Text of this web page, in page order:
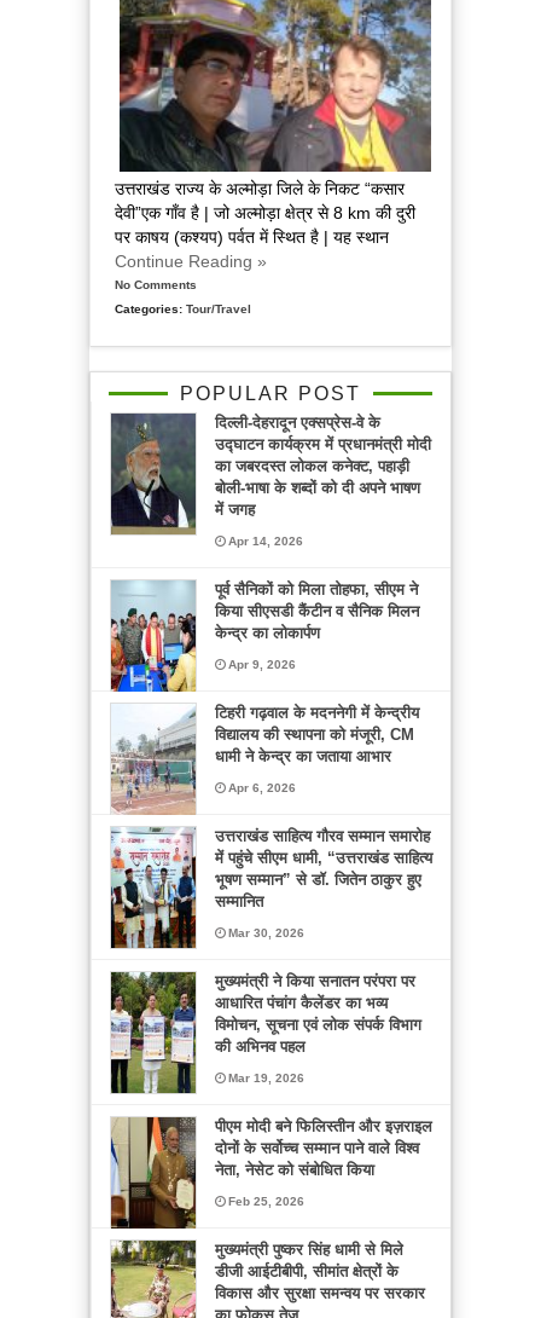
उत्तराखंड राज्य के अल्मोड़ा जिले के निकट “कसार
देवी”एक गाँव है | जो अल्मोड़ा क्षेत्र से 8 km की दुरी
पर काषय (कश्यप) पर्वत में स्थित है | यह स्थान
Continue Reading »
No Comments
Categories: Tour/Travel
POPULAR POST
दिल्ली-देहरादून एक्सप्रेस-वे के
उद्घाटन कार्यक्रम में प्रधानमंत्री मोदी
का जबरदस्त लोकल कनेक्ट, पहाड़ी
बोली-भाषा के शब्दों को दी अपने भाषण
में जगह
Apr 14, 2026
पूर्व सैनिकों को मिला तोहफा, सीएम ने
किया सीएसडी कैंटीन व सैनिक मिलन
केन्द्र का लोकार्पण
Apr 9, 2026
टिहरी गढ़वाल के मदननेगी में केन्द्रीय
विद्यालय की स्थापना को मंजूरी, CM
धामी ने केन्द्र का जताया आभार
Apr 6, 2026
उत्तराखंड साहित्य गौरव सम्मान समारोह
में पहुंचे सीएम धामी, “उत्तराखंड साहित्य
भूषण सम्मान” से डॉ. जितेन ठाकुर हुए
सम्मानित
Mar 30, 2026
मुख्यमंत्री ने किया सनातन परंपरा पर
आधारित पंचांग कैलेंडर का भव्य
विमोचन, सूचना एवं लोक संपर्क विभाग
की अभिनव पहल
Mar 19, 2026
पीएम मोदी बने फिलिस्तीन और इज़राइल
दोनों के सर्वोच्च सम्मान पाने वाले विश्व
नेता, नेसेट को संबोधित किया
Feb 25, 2026
मुख्यमंत्री पुष्कर सिंह धामी से मिले
डीजी आईटीबीपी, सीमांत क्षेत्रों के
विकास और सुरक्षा समन्वय पर सरकार